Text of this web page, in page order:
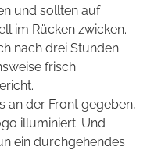
und sollten auf
im Rücken zwicken.
nach drei Stunden
frisch
an der Front gegeben,
illuminiert. Und
ein durchgehendes